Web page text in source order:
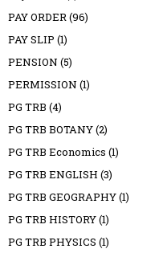
PAY ORDER(96)
PAY SLIP (1)
PENSION (5)
PERMISSION (1)
PG TRB (4)
PG TRB BOTANY(2)
PG TRB Economics (1)
PG TRB ENGLISH (3)
PG TRB GEOGRAPHY(1)
PG TRB HISTORY(1)
PG TRB PHYSICS (1)